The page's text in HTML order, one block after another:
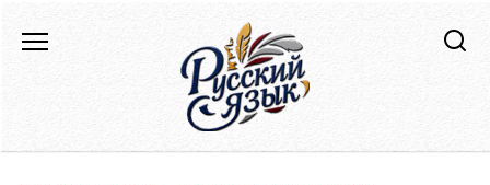
содержанию